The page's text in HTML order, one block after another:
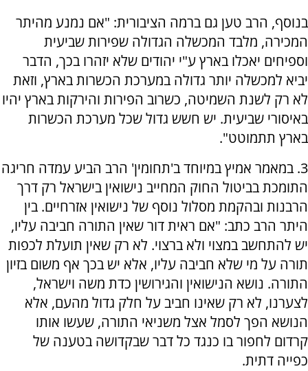
בנוסף, הרב טען גם ברמה הציבורית: "אם נמנע מהיתר
המכירה, מלבד המכשלה הגדולה שפירות שביעית
וספיחים יאכלו בארץ ע"י יהודים שלא יזהרו בכך, הדבר
יביא למכשלה יותר גדולה במערכת הכשרות בארץ, וזאת
לא רק לשנת השמיטה, כשרוב הפירות והירקות בארץ יהיו
באיסורי שביעית. יש חשש גדול שכל מערכת הכשרות
בארץ תתמוטט".
3. במאמר אמיץ במיוחד ב'תחומין' הרב הביע עמדה חריגה
התומכת בביטול החוק המחייב נישואין בישראל רק דרך
הרבנות ובהקמת מסלול נוסף של נישואין אזרחיים. בין
היתר הרב כתב: "אם ראית דור שאין התורה חביבה עליו,
יש להתחשב במצוי ולא ברצוי. לא רק שאין תועלת לכפות
תורה על מי שלא חביבה עליו, אלא יש בכך אף משום בזיון
התורה. נושא הנישואין והגירושין כדת משה וישראל,
לצערנו, לא רק שאינו חביב על חלק גדול מהעם, אלא
הנושא הפך לסמל אצל משניאי התורה, שעשו אותו
קרדום לחפור בו כנגד כל דבר שבקדושה בטענה של
כפייה דתית.